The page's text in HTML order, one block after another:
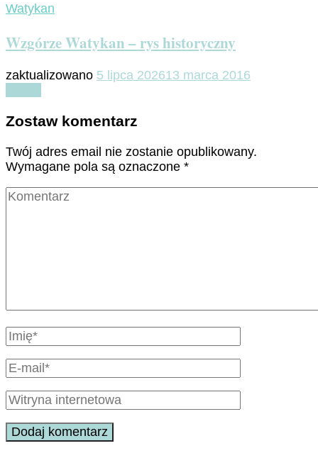
Watykan
Wzgórze Watykan – rys historyczny
zaktualizowano 5 lipca 202613 marca 2016
Zostaw komentarz
Twój adres email nie zostanie opublikowany.
Wymagane pola są oznaczone *